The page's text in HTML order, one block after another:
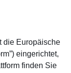
die Europäische
eingerichtet,
finden Sie